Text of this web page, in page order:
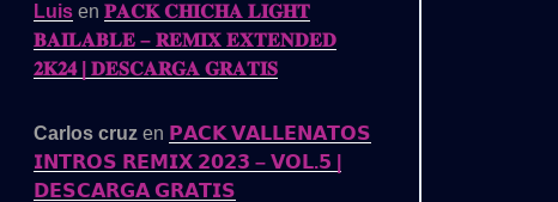
Luis en 𝐏𝐀𝐂𝐊 𝐂𝐇𝐈𝐂𝐇𝐀 𝐋𝐈𝐆𝐇𝐓
𝐁𝐀𝐈𝐋𝐀𝐁𝐋𝐄 – 𝐑𝐄𝐌𝐈𝐗 𝐄𝐗𝐓𝐄𝐍𝐃𝐄𝐃
𝟐𝐊𝟐𝟒 | 𝐃𝐄𝐒𝐂𝐀𝐑𝐆𝐀 𝐆𝐑𝐀𝐓𝐈𝐒
Carlos cruz en 𝗣𝗔𝗖𝗞 𝗩𝗔𝗟𝗟𝗘𝗡𝗔𝗧𝗢𝗦
𝗜𝗡𝗧𝗥𝗢𝗦 𝗥𝗘𝗠𝗜𝗫 𝟮𝟬𝟮𝟯 – 𝗩𝗢𝗟.𝟱 |
𝗗𝗘𝗦𝗖𝗔𝗥𝗚𝗔 𝗚𝗥𝗔𝗧𝗜𝗦